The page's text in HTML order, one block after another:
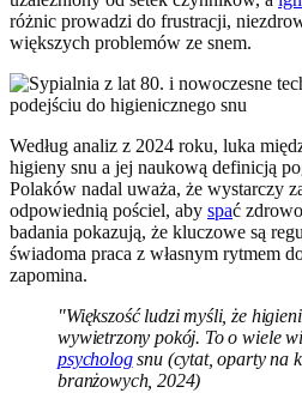
różnic prowadzi do frustracji,
większych problemów ze snem.
Według analiz z 2024 roku, luka
higieny snu a jej naukową definicją
Polaków nadal uważa, że wystarczy
odpowiednią pościel, aby spać
badania pokazują, że kluczowe są
świadoma praca z własnym rytmem
zapomina.
"Większość ludzi myśli, że
wywietrzony pokój. To o wiele
psychologsnu (cytat, oparty na
branżowych, 2024)